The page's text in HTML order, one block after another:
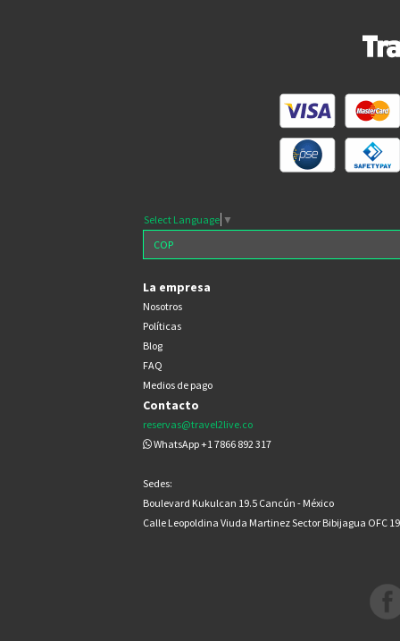
Select Language ▼
La empresa
Nosotros
Políticas
Blog
FAQ
Medios de pago
Contacto
reservas@travel2live.co
WhatsApp +1 7866 892 317
Sedes:
Boulevard Kukulcan 19.5 Cancún - México
Calle Leopoldina Viuda Martinez Sector Bibijagua OFC